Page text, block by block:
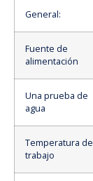
General:
Fuente de
alimentación
Una prueba de
agua
Temperatura de
trabajo